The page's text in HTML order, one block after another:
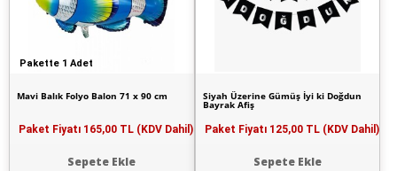
Pakette 1 Adet
Mavi Balık Folyo Balon 71 x 90 cm
Paket Fiyatı 165,00 TL (KDV Dahil)
Sepete Ekle
Siyah Üzerine Gümüş İyi ki Doğdun
Bayrak Afiş
Paket Fiyatı 125,00 TL (KDV Dahil)
Sepete Ekle